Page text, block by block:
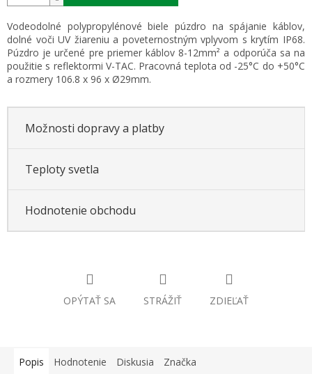
Vodeodolné polypropylénové biele púzdro na spájanie káblov,
dolné voči UV žiareniu a poveternostným vplyvom s krytím IP68.
Púzdro je určené pre priemer káblov 8-12mm² a odporúča sa na
použitie s reflektormi V-TAC. Pracovná teplota od -25°C do +50°C
a rozmery 106.8 x 96 x Ø29mm.
Možnosti dopravy a platby
Teploty svetla
Hodnotenie obchodu
OPÝTAŤ SA STRÁŽIŤ ZDIEĽAŤ
Popis Hodnotenie Diskusia Značka